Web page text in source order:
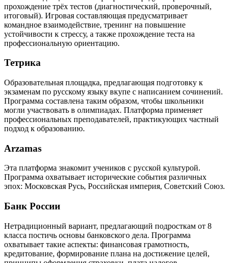
прохождение трёх тестов (диагностический, проверочный,
итоговый). Игровая составляющая предусматривает
командное взаимодействие, тренинг на повышение
устойчивости к стрессу, а также прохождение теста на
профессиональную ориентацию.
Тетрика
Образовательная площадка, предлагающая подготовку к
экзаменам по русскому языку вкупе с написанием сочинений.
Программа составлена таким образом, чтобы школьники
могли участвовать в олимпиадах. Платформа применяет
профессиональных преподавателей, практикующих частный
подход к образованию.
Arzamas
Эта платформа знакомит учеников с русской культурой.
Программа охватывает исторические события различных
эпох: Московская Русь, Российская империя, Советский Союз.
Банк России
Нетрадиционный вариант, предлагающий подросткам от 8
класса постичь основы банковского дела. Программа
охватывает такие аспекты: финансовая грамотность,
кредитование, формирование плана на достижение целей,